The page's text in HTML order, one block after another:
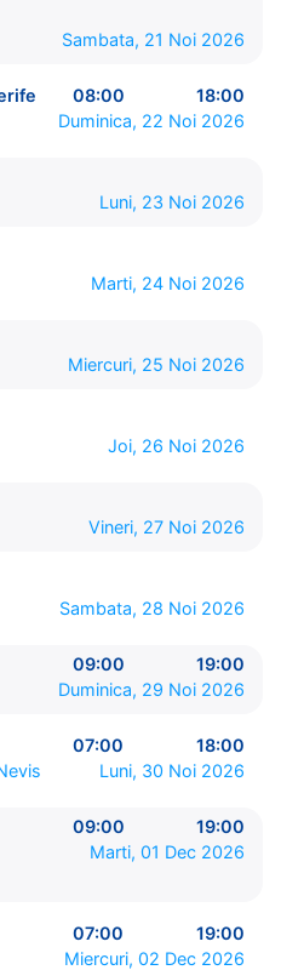
0:00 - 0:00
Insulele Canare 08:00 -
0:00 - 0:00
0:00 - 0:00
09:00 - 19:00
& Grenadines
08:00 - 18:00
0:00 - 0:00
Sambata, 21 Noi 2026
08:00
18:00
Duminica, 22 Noi 2026
Luni, 23 Noi 2026
Marti, 24 Noi 2026
Miercuri, 25 Noi 2026
Joi, 26 Noi 2026
Vineri, 27 Noi 2026
Sambata, 28 Noi 2026
09:00
19:00
Duminica, 29 Noi 2026
07:00
18:00
Luni, 30 Noi 2026
09:00
19:00
Marti, 01 Dec 2026
07:00
19:00
Miercuri, 02 Dec 2026